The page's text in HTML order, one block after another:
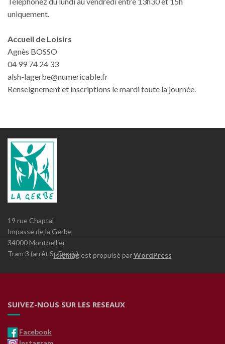
uniquement.
Accueil de Loisirs
Agnès BOSSO
04 99 74 24 33
alsh-lagerbe@numericable.fr
Renseignement et inscriptions le mardi toute la journée.
19 rue Chaptal
Impasse de la Gerbe
34000 Montpellier
Tram 3 (arrêt St Denis)
SUIVEZ-NOUS SUR LES RESEAUX
Facebook
Islemagest propulsé parWordPress